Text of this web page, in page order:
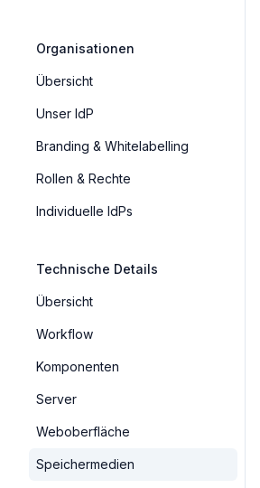
Organisationen
Übersicht
Unser IdP
Branding & Whitelabelling
Rollen & Rechte
Individuelle IdPs
Technische Details
Übersicht
Workflow
Komponenten
Server
Weboberfläche
Speichermedien